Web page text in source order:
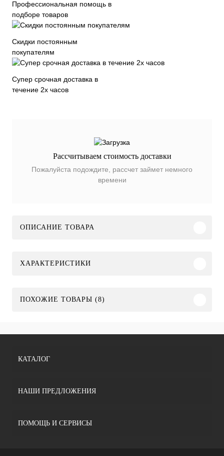
Профессиональная помощь в
подборе товаров
Скидки постоянным
покупателям
Супер срочная доставка в
течение 2х часов
Рассчитываем стоимость доставки
Пожалуйста подождите, рассчет займет немного
времени
ОПИСАНИЕ ТОВАРА
ХАРАКТЕРИСТИКИ
ПОХОЖИЕ ТОВАРЫ (8)
КАТАЛОГ
НАШИ ПРЕДЛОЖЕНИЯ
ПОМОЩЬ И СЕРВИСЫ